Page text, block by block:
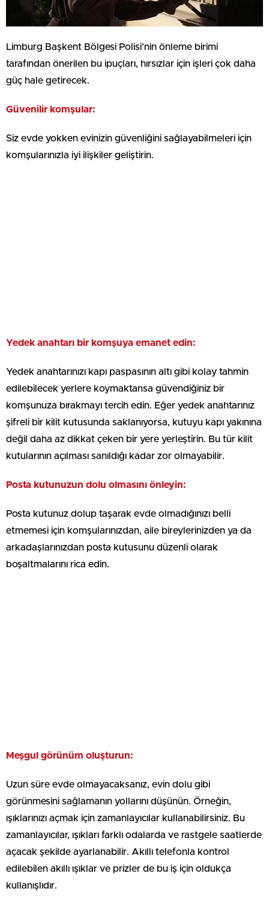
Limburg Başkent Bölgesi Polisi’nin önleme birimi
tarafından önerilen bu ipuçları, hırsızlar için işleri çok daha
güç hale getirecek.
Güvenilir komşular:
Siz evde yokken evinizin güvenliğini sağlayabilmeleri için
komşularınızla iyi ilişkiler geliştirin.
Yedek anahtarı bir komşuya emanet edin:
Yedek anahtarınızı kapı paspasının altı gibi kolay tahmin
edilebilecek yerlere koymaktansa güvendiğiniz bir
komşunuza bırakmayı tercih edin. Eğer yedek anahtarınız
şifreli bir kilit kutusunda saklanıyorsa, kutuyu kapı yakınına
değil daha az dikkat çeken bir yere yerleştirin. Bu tür kilit
kutularının açılması sanıldığı kadar zor olmayabilir.
Posta kutunuzun dolu olmasını önleyin:
Posta kutunuz dolup taşarak evde olmadığınızı belli
etmemesi için komşularınızdan, aile bireylerinizden ya da
arkadaşlarınızdan posta kutusunu düzenli olarak
boşaltmalarını rica edin.
Meşgul görünüm oluşturun:
Uzun süre evde olmayacaksanız, evin dolu gibi
görünmesini sağlamanın yollarını düşünün. Örneğin,
ışıklarınızı açmak için zamanlayıcılar kullanabilirsiniz. Bu
zamanlayıcılar, ışıkları farklı odalarda ve rastgele saatlerde
açacak şekilde ayarlanabilir. Akıllı telefonla kontrol
edilebilen akıllı ışıklar ve prizler de bu iş için oldukça
kullanışlıdır.